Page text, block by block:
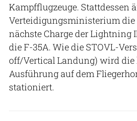
Kampfflugzeuge. Stattdessen
Verteidigungsministerium die
nächste Charge der Lightning
die F-35A. Wie die STOVL-
off/Vertical Landung) wird
Ausführung auf dem
stationiert.